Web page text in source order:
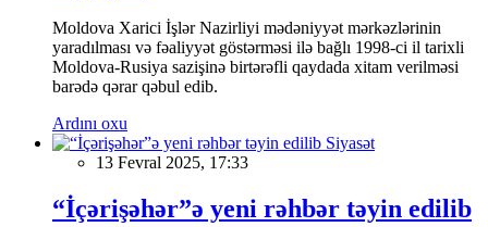
Moldova Xarici İşlər Nazirliyi mədəniyyət mərkəzlərinin
yaradılması və fəaliyyət göstərməsi ilə bağlı 1998-ci il tarixli
Moldova-Rusiya sazişinə birtərəfli qaydada xitam verilməsi
barədə qərar qəbul edib.
Ardını oxu
Siyasət
13 Fevral 2025, 17:33
“İçərişəhər”ə yeni rəhbər təyin edilib